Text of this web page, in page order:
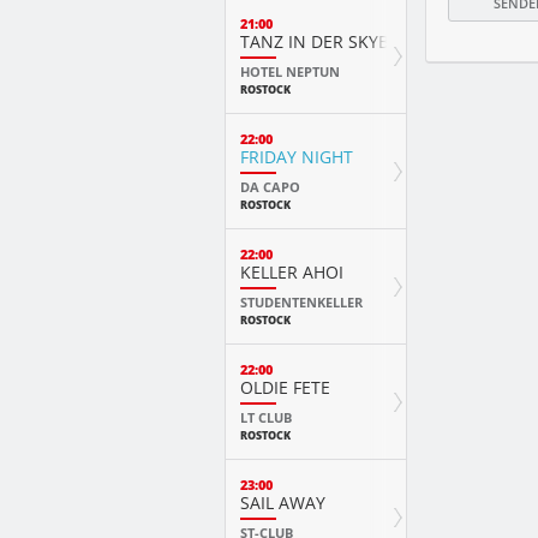
21:00
TANZ IN DER SKYBAR
HOTEL NEPTUN
ROSTOCK
22:00
FRIDAY NIGHT
DA CAPO
ROSTOCK
22:00
KELLER AHOI
STUDENTENKELLER
ROSTOCK
22:00
OLDIE FETE
LT CLUB
ROSTOCK
23:00
SAIL AWAY
ST-CLUB